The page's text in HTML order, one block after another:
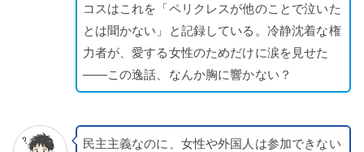
コスはこれを「ペリクレスが他のことで泣いた
とは聞かない」と記録している。冷静沈着な権
力者が、愛する女性のためだけに涙を見せた
——この逸話、なんか胸に響かない？
民主主義なのに、女性や外国人は参加できない